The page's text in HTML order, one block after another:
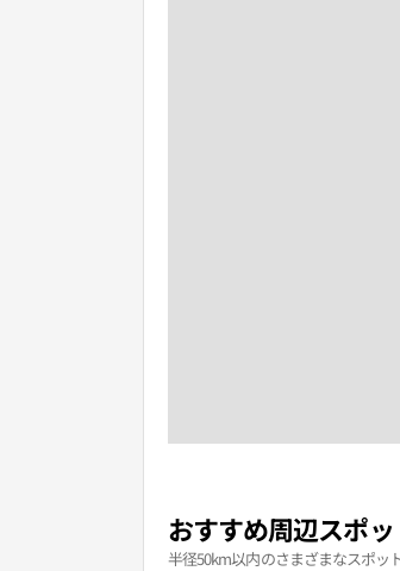
おすすめ周辺スポッ
半径50km以内のさまざまなスポッ